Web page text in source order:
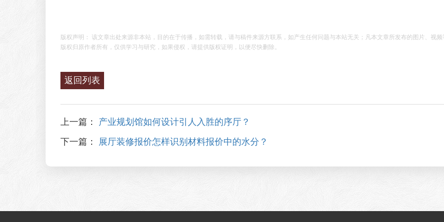
版权声明： 该文章出处来源非本站，目的在于传播，如需转载，请与稿件来源方联系，如产生任何问题与本站无关；凡本文章所发布的图片、视
版权归原作者所有，仅供学习与研究，如果侵权，请提供版权证明，以便尽快删除。
返回列表
上一篇： 产业规划馆如何设计引人入胜的序厅？
下一篇： 展厅装修报价怎样识别材料报价中的水分？